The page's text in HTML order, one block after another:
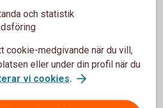
AB 1998
kundreskontra, Suwi Verktyg AB
1993-1995
och statistik
cookie-medgivande när du vill,
eller under din profil när du
vi cookies.